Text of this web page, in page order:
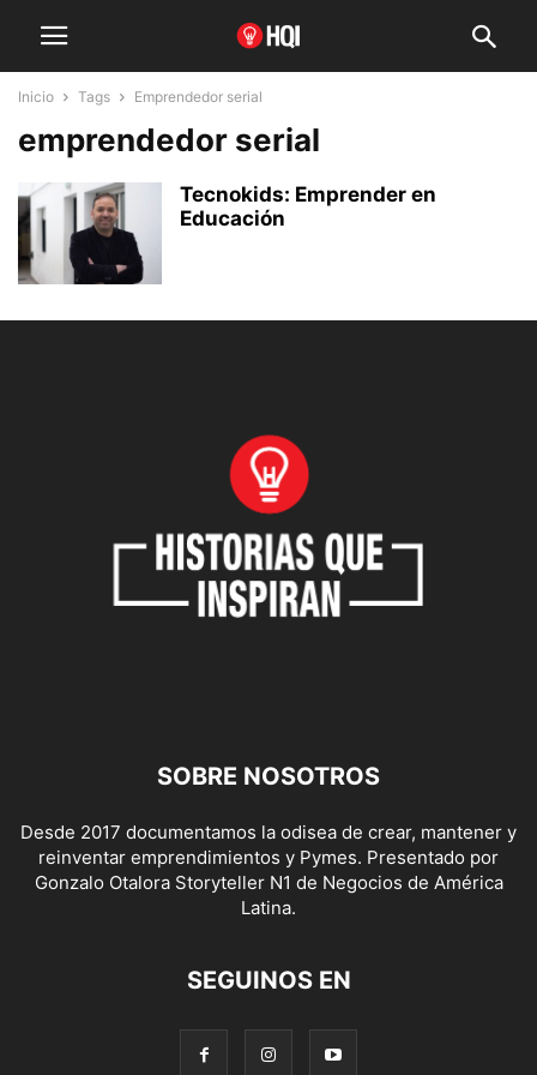
Inicio Tags Emprendedor serial
emprendedor serial
Tecnokids: Emprender en
Educación
SOBRE NOSOTROS
Desde 2017 documentamos la odisea de crear, mantener y
reinventar emprendimientos y Pymes. Presentado por
Gonzalo Otalora Storyteller N1 de Negocios de América
Latina.
SEGUINOS EN